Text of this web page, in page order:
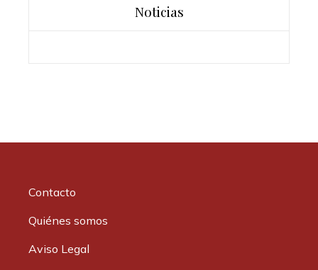
Noticias
Contacto
Quiénes somos
Aviso Legal